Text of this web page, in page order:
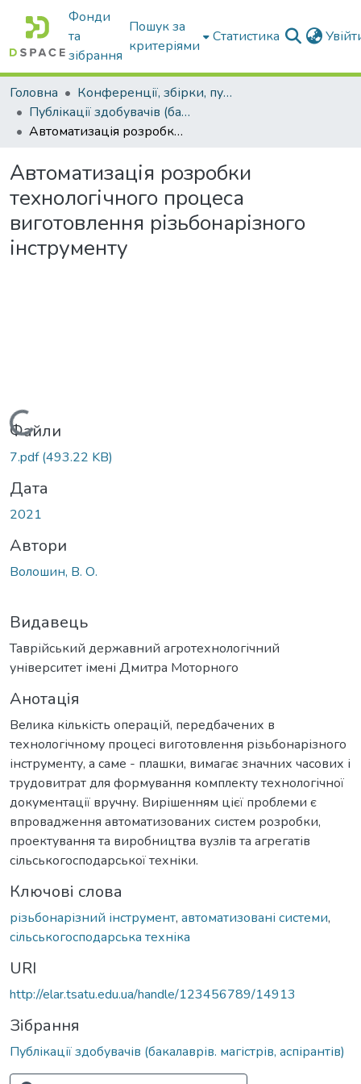
Фонди
та
зібрання
Пошук за
критеріями
Статистика
Головна
Конференції, збірки, публікації молодих вчених і здобувачів : магістрів, бакалаврів, аспірантів.
Публікації здобувачів (бакалаврів. магістрів, аспірантів)
Автоматизація розробки технологічного процеса виготовлення різьбонарізного інструменту
Автоматизація розробки
технологічного процеса
виготовлення різьбонарізного
інструменту
Вантажиться...
Файли
7.pdf(493.22 KB)
Дата
2021
Автори
Волошин, В. О.
Видавець
Таврійський державний агротехнологічний
університет імені Дмитра Моторного
Анотація
Велика кількість операцій, передбачених в
технологічному процесі виготовлення різьбонарізного
інструменту, а саме - плашки, вимагає значних часових і
трудовитрат для формування комплекту технологічної
документації вручну. Вирішенням цієї проблеми є
впровадження автоматизованих систем розробки,
проектування та виробництва вузлів та агрегатів
сільськогосподарської техніки.
Ключові слова
різьбонарізний інструмент, автоматизовані системи,
сільськогосподарська техніка
URI
http://elar.tsatu.edu.ua/handle/123456789/14913
Зібрання
Публікації здобувачів (бакалаврів. магістрів, аспірантів)